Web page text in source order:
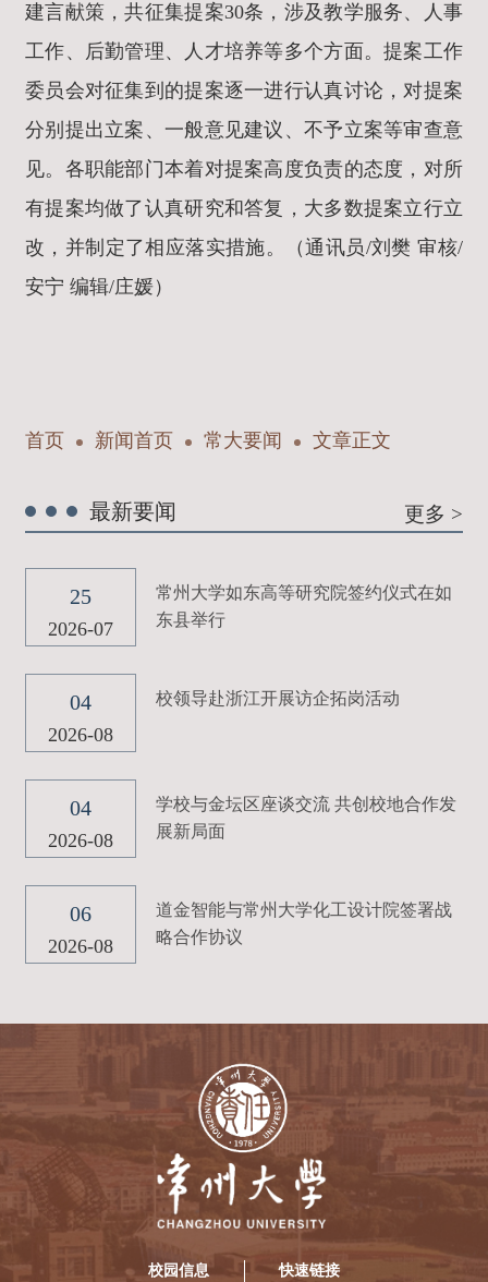
建言献策，共征集提案30条，涉及教学服务、人事
工作、后勤管理、人才培养等多个方面。提案工作
委员会对征集到的提案逐一进行认真讨论，对提案
分别提出立案、一般意见建议、不予立案等审查意
见。各职能部门本着对提案高度负责的态度，对所
有提案均做了认真研究和答复，大多数提案立行立
改，并制定了相应落实措施。（通讯员/刘樊 审核/
安宁 编辑/庄媛）
首页 新闻首页 常大要闻 文章正文
最新要闻 更多 >
25
2026-07
常州大学如东高等研究院签约仪式在如
东县举行
04
2026-08
校领导赴浙江开展访企拓岗活动
04
2026-08
学校与金坛区座谈交流 共创校地合作发
展新局面
06
2026-08
道金智能与常州大学化工设计院签署战
略合作协议
校园信息 快速链接